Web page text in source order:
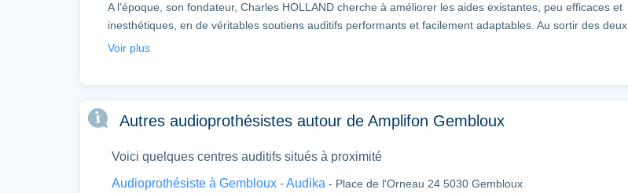
A l’époque, son fondateur, Charles HOLLAND cherche à améliorer les aides existantes, peu efficaces et
inesthétiques, en de véritables soutiens auditifs performants et facilement adaptables. Au sortir des deux
guerres mondiales, le besoin est immense !
Devenant en quelques décennies, la référence mondiale des équipements auditifs avec quelque 11 000
La Belgique, pour sa part, compte 150 centres répartis sur tout son territoire dont celui de Gembloux
Des audioprothésistes de formation, vous y accueilleront pour vous faire passer gratuitement un teste
Voir plus
Autres audioprothésistes autour de Amplifon Gembloux
Voici quelques centres auditifs situés à proximité
Audioprothésiste à Gembloux - Audika - Place de l'Orneau 24 5030 Gembloux